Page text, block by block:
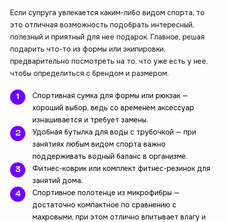
Если супруга увлекается каким-либо видом спорта, то
это отличная возможность подобрать интересный,
полезный и приятный для неё подарок. Главное, решая
подарить что-то из формы или экипировки,
предварительно посмотреть на то, что уже есть у неё,
чтобы определиться с брендом и размером.
Спортивная сумка для формы или рюкзак —
хороший выбор, ведь со временем аксессуар
изнашивается и требует замены.
Удобная бутылка для воды с трубочкой — при
занятиях любым видом спорта важно
поддерживать водный баланс в организме.
Фитнес-коврик или комплект фитнес-резинок для
занятий дома.
Спортивное полотенце из микрофибры —
достаточно компактное по сравнению с
махровыми, при этом отлично впитывает влагу и